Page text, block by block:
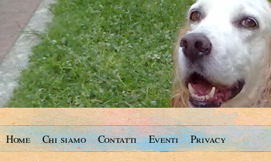
Home Chi siamo Contatti Eventi Privacy